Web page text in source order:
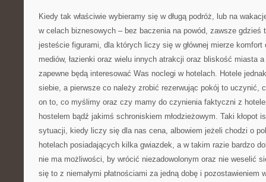
Kiedy tak właściwie wybieramy się w długą podróż, lub na
w celach biznesowych – bez baczenia na powód, zawsze gdzieś
jesteście figurami, dla których liczy się w głównej mierze
mediów, łazienki oraz wielu innych atrakcji oraz bliskość miasta
zapewne będą interesować Was noclegi w hotelach. Hotele
siebie, a pierwsze co należy zrobić rezerwując pokój to uczynić,
on to, co myślimy oraz czy mamy do czynienia faktyczni z
hostelem bądź jakimś schroniskiem młodzieżowym. Taki kłopot
sytuacji, kiedy liczy się dla nas cena, albowiem jeżeli chodzi o
hotelach posiadających kilka gwiazdek, a w takim razie bardzo
nie ma możliwości, by wrócić niezadowolonym oraz nie weselić
się to z niemałymi płatnościami za jedną dobę i pozostawieniem